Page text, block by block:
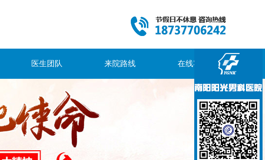
医生团队 来院路线 在线客服